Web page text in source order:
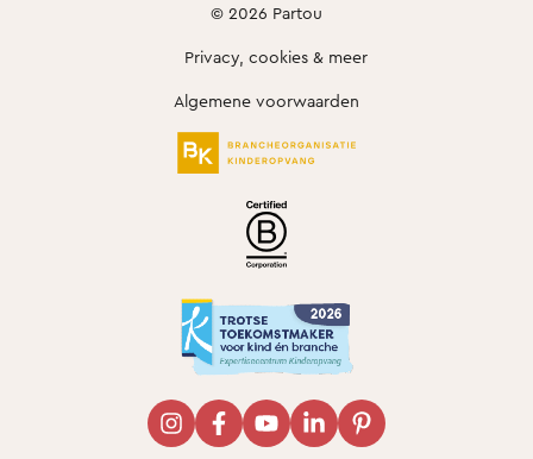
© 2026 Partou
Privacy, cookies & meer
Algemene voorwaarden